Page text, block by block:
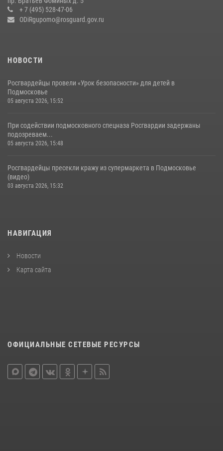
14 июля 2026, 15:13
+ 7 (495) 528-47-06
ODiRgupomo@rosguard.gov.ru
НОВОСТИ
Росгвардейцы провели «Урок безопасности» для детей в
Подмосковье
05 августа 2026, 15:52
При содействии подмосковного спецназа Росгвардии задержаны
подозреваем...
05 августа 2026, 15:48
Росгвардейцы пресекли кражу из супермаркета в Подмосковье
(видео)
03 августа 2026, 15:32
НАВИГАЦИЯ
Новости
Карта сайта
ОФИЦИАЛЬНЫЕ СЕТЕВЫЕ РЕСУРСЫ